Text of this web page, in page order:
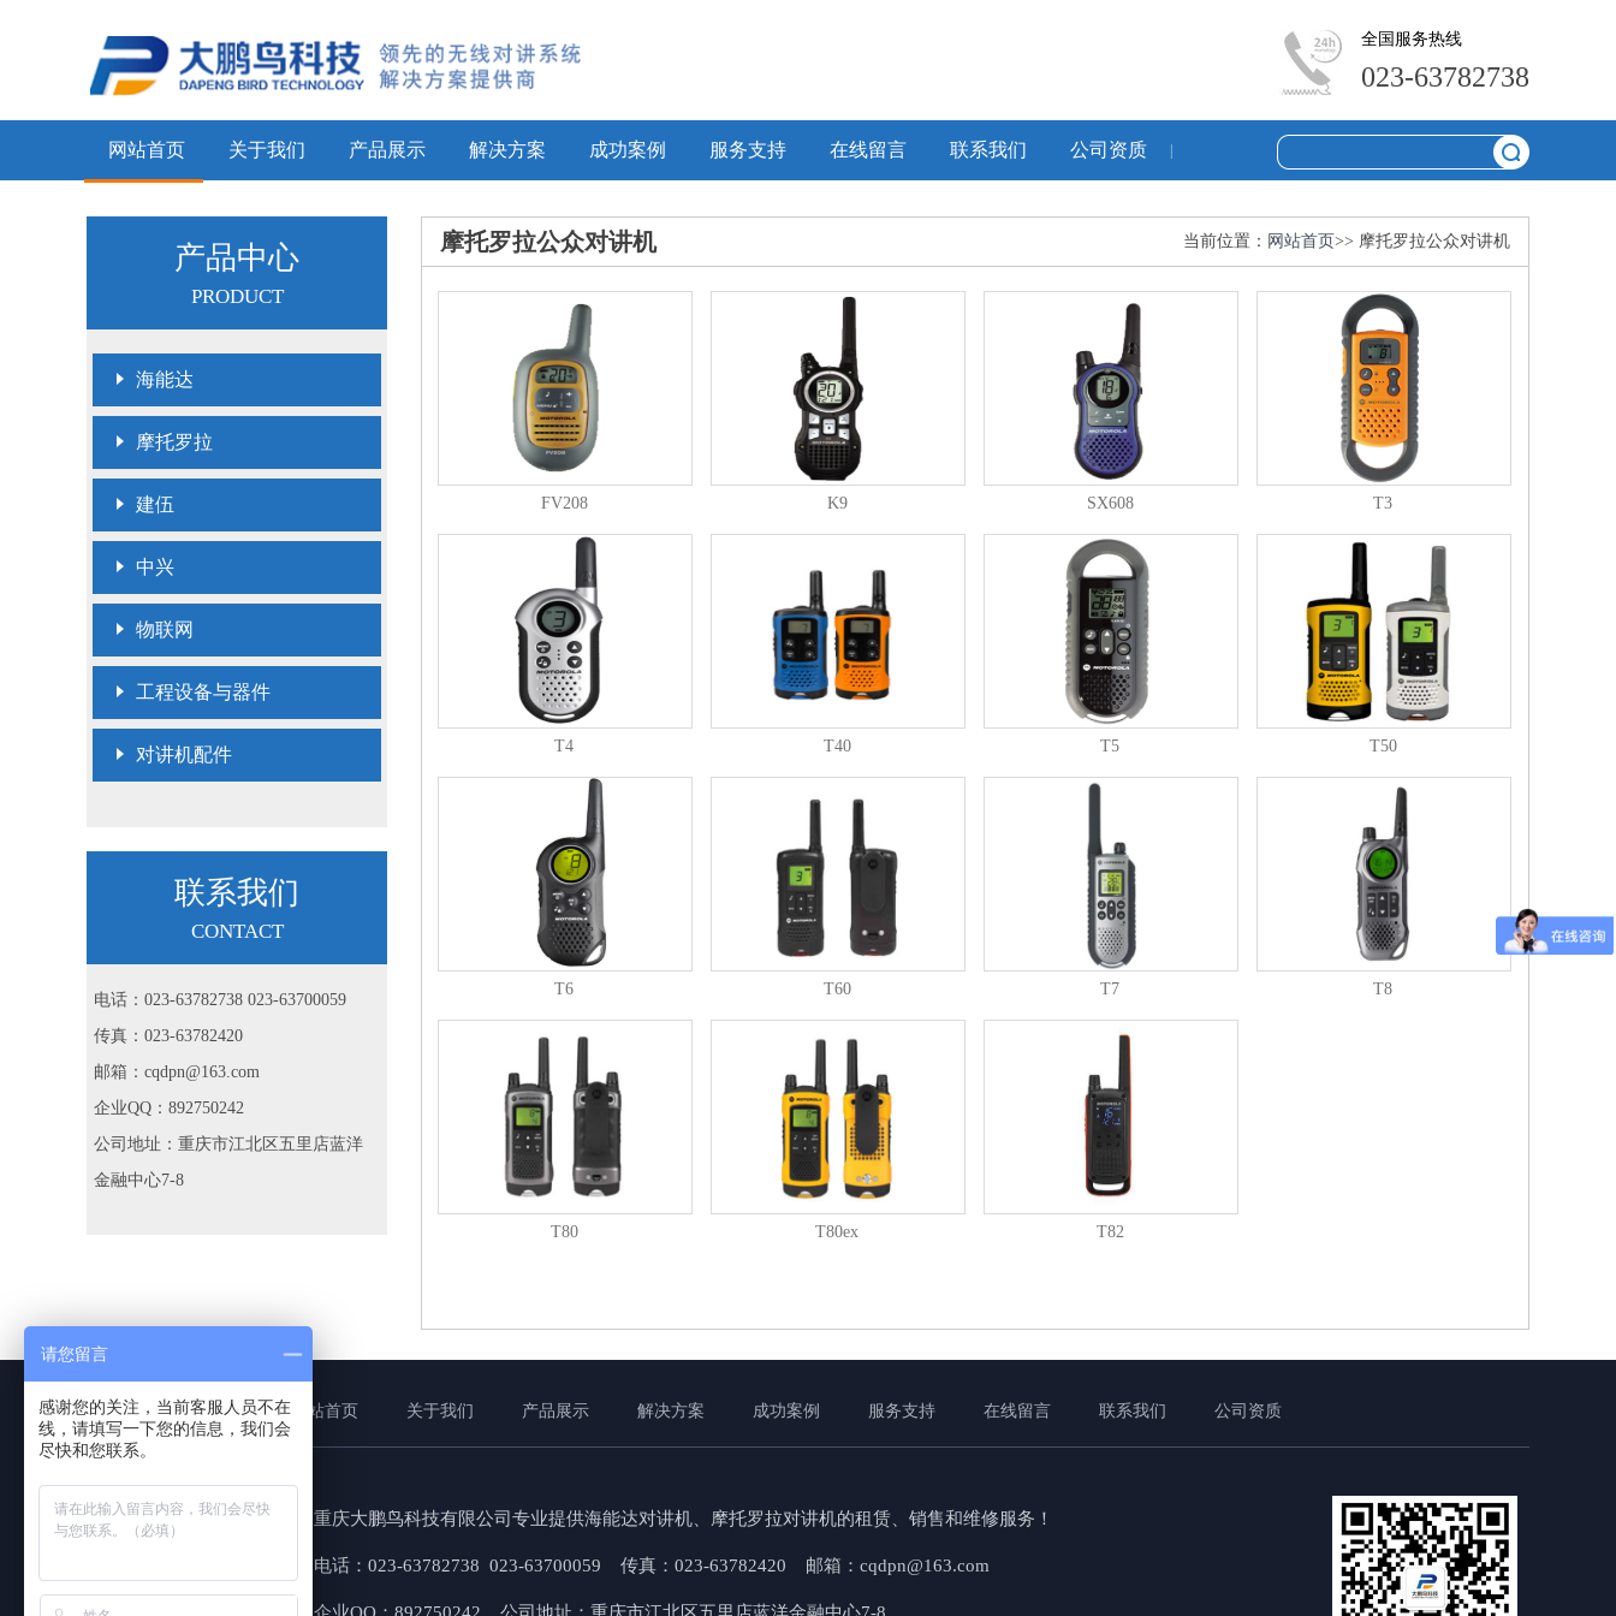
全国服务热线
023-63782738
网站首页 关于我们 产品展示 解决方案 成功案例 服务支持 在线留言 联系我们 公司资质
产品中心
PRODUCT
海能达
摩托罗拉
建伍
中兴
物联网
工程设备与器件
对讲机配件
联系我们
CONTACT
电话：023-63782738 023-63700059
传真：023-63782420
邮箱：cqdpn@163.com
企业QQ：892750242
公司地址：重庆市江北区五里店蓝洋
金融中心7-8
摩托罗拉公众对讲机 当前位置： 网站首页>> 摩托罗拉公众对讲机
FV208 K9 SX608 T3
T4 T40 T5 T50
T6 T60 T7 T8
T80 T80ex T82
网站首页 关于我们 产品展示 解决方案 成功案例 服务支持 在线留言 联系我们 公司资质
重庆大鹏鸟科技有限公司专业提供海能达对讲机、摩托罗拉对讲机的租赁、销售和维修服务！
电话：023-63782738 023-63700059 传真：023-63782420 邮箱：cqdpn@163.com
请您留言
感谢您的关注，当前客服人员不在
线，请填写一下您的信息，我们会
尽快和您联系。